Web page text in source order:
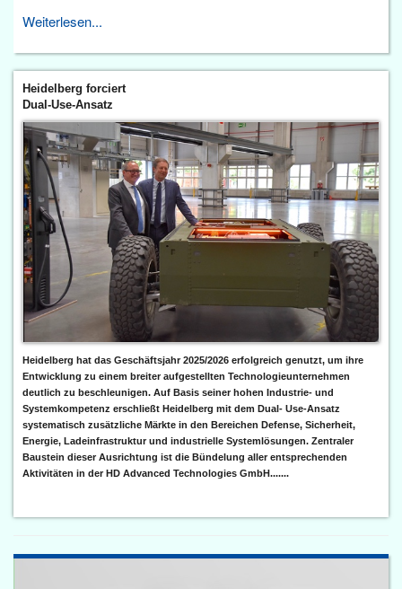
Weiterlesen...
Heidelberg forciert
Dual-Use-Ansatz
Heidelberg hat das Geschäftsjahr 2025/2026 erfolgreich genutzt, um ihre
Entwicklung zu einem breiter aufgestellten Technologieunternehmen
deutlich zu beschleunigen. Auf Basis seiner hohen Industrie- und
Systemkompetenz erschließt Heidelberg mit dem Dual- Use-Ansatz
systematisch zusätzliche Märkte in den Bereichen Defense, Sicherheit,
Energie, Ladeinfrastruktur und industrielle Systemlösungen. Zentraler
Baustein dieser Ausrichtung ist die Bündelung aller entsprechenden
Aktivitäten in der HD Advanced Technologies GmbH.......